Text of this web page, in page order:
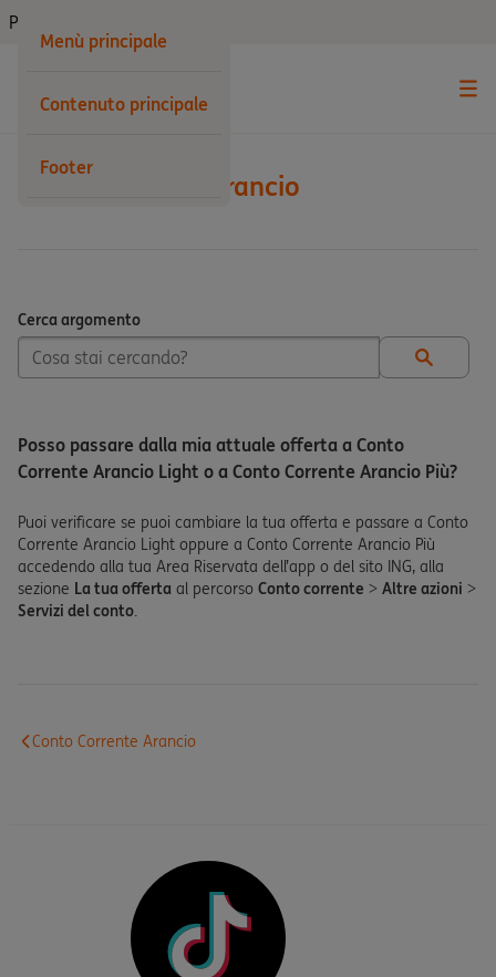
Menù principale
Contenuto principale
Footer
Privati
Conto Corrente Arancio
Cerca argomento
Cerca argomento
Posso passare dalla mia attuale offerta a Conto
Corrente Arancio Light o a Conto Corrente Arancio Più?
Puoi verificare se puoi cambiare la tua offerta e passare a Conto
Corrente Arancio Light oppure a Conto Corrente Arancio Più
accedendo alla tua Area Riservata dell’app o del sito ING, alla
sezione La tua offerta al percorso Conto corrente > Altre azioni >
Servizi del conto.
Conto Corrente Arancio